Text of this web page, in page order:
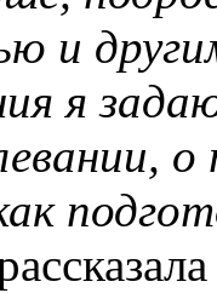
и
я